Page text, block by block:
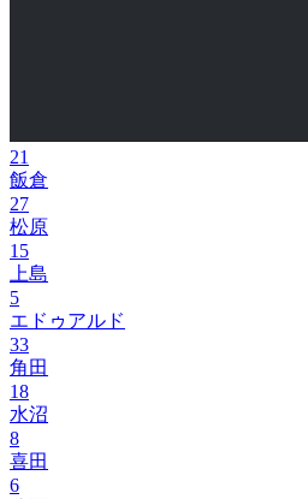
21
飯倉
27
松原
15
上島
5
エドゥアルド
33
角田
18
水沼
8
喜田
6